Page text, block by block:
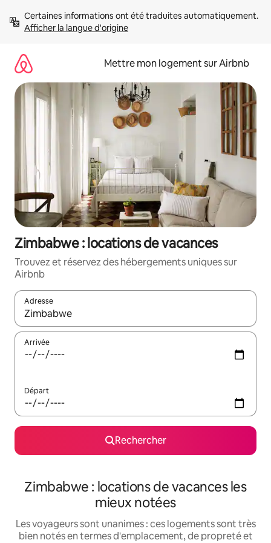
directement
Afficher la langue d'origine
Mettre mon logement sur Airbnb
Zimbabwe : locations de vacances
Trouvez et réservez des hébergements uniques sur
Airbnb
Adresse
Lorsque les résultats s'affichent, utilisez les flèches vers le
Arrivée
Départ
Rechercher
Zimbabwe : locations de vacances les
mieux notées
Les voyageurs sont unanimes : ces logements sont très
bien notés en termes d'emplacement, de propreté et